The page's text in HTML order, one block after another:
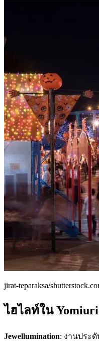
jirat-teparaksa/
ไฮไลท์ใน
Jewellumination: งานประ